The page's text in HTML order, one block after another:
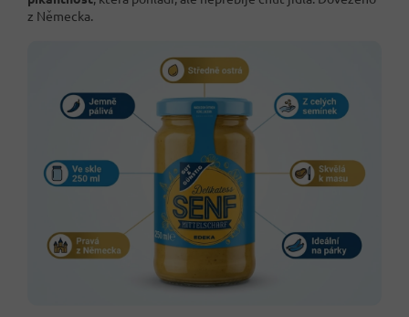
z Německa.